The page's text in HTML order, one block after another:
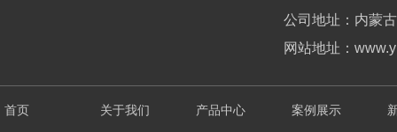
首页 关于我们 产品中心 案例展示
公司地址：内蒙
网站地址：